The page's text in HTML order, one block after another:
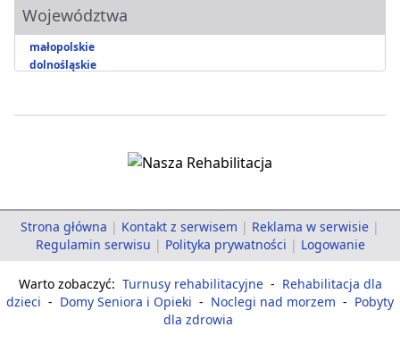
Województwa
małopolskie
dolnośląskie
Strona główna | Kontakt z serwisem | Reklama w serwisie |
Regulamin serwisu | Polityka prywatności | Logowanie
Warto zobaczyć: Turnusy rehabilitacyjne - Rehabilitacja dla
dzieci - Domy Seniora i Opieki - Noclegi nad morzem - Pobyty
dla zdrowia